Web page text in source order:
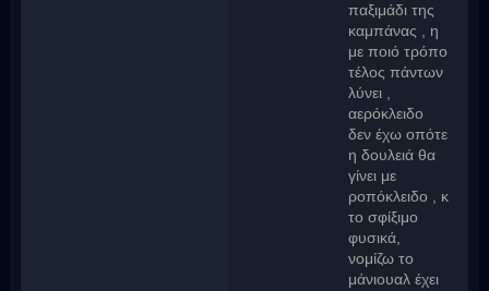
παξιμάδι της
καμπάνας , η
με ποιό τρόπο
τέλος πάντων
λύνει ,
αερόκλειδο
δεν έχω οπότε
η δουλειά θα
γίνει με
ροπόκλειδο , κ
το σφίξιμο
φυσικά,
νομίζω το
μάνιουαλ έχει